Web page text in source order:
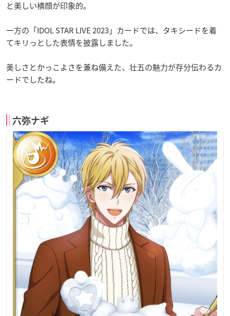
と美しい横顔が印象的。
一方の「IDOL STAR LIVE 2023」カードでは、タキシードを着
てキリっとした表情を披露しました。
美しさとかっこよさを兼ね備えた、壮五の魅力が存分伝わるカ
ードでしたね。
六弥ナギ